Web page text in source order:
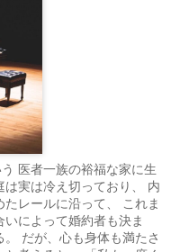
医者一族の裕福な家に生
は実は冷え切っており、 内
レールに沿って、 これま
によって婚約者も決ま
だが、心も身体も満たさ